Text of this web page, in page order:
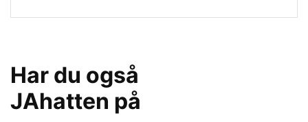
Har du også
JAhatten på